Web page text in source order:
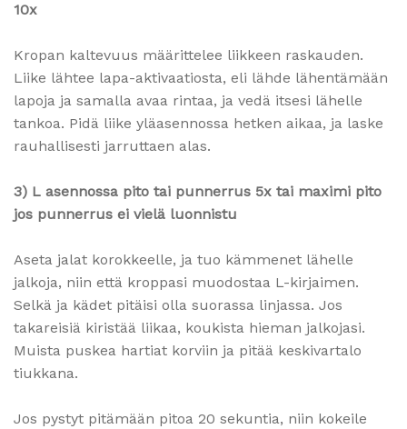
10x
Kropan kaltevuus määrittelee liikkeen raskauden.
Liike lähtee lapa-aktivaatiosta, eli lähde lähentämään
lapoja ja samalla avaa rintaa, ja vedä itsesi lähelle
tankoa. Pidä liike yläasennossa hetken aikaa, ja laske
rauhallisesti jarruttaen alas.
3) L asennossa pito tai punnerrus 5x tai maximi pito
jos punnerrus ei vielä luonnistu
Aseta jalat korokkeelle, ja tuo kämmenet lähelle
jalkoja, niin että kroppasi muodostaa L-kirjaimen.
Selkä ja kädet pitäisi olla suorassa linjassa. Jos
takareisiä kiristää liikaa, koukista hieman jalkojasi.
Muista puskea hartiat korviin ja pitää keskivartalo
tiukkana.
Jos pystyt pitämään pitoa 20 sekuntia, niin kokeile